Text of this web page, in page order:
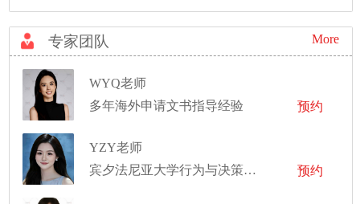
专家团队 More
WYQ老师
多年海外申请文书指导经验
预约
YZY老师
宾夕法尼亚大学行为与决策科学硕士
预约